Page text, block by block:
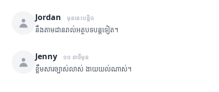
Jordan មុននេះបន្តិច
នឹងតាមដានរាល់អត្ថបទបន្តទៀត។
Jenny ១០ នាទីមុន
ខ្លឹមសារច្បាស់លាស់ ងាយយល់ណាស់។